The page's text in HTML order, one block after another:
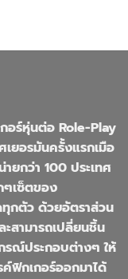
อร์หุ่นต่อ Role-Play
เยอรมันครั้งแรกเมือ
ยกว่า 100 ประเทศ
ๆเซ็ตของ
กตัว ด้วยอัตราส่วน
สามารถเปลี่ยนชิ้น
ณ์ประกอบต่างๆ ให้
ค์ฟิกเกอร์ออกมาได้